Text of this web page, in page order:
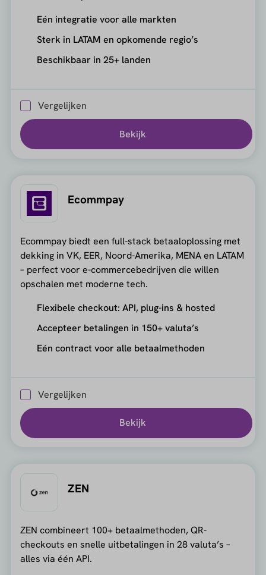
Eén integratie voor alle markten
Sterk in LATAM en opkomende regio’s
Beschikbaar in 25+ landen
Vergelijken
Bekijk
Ecommpay
Ecommpay biedt een full-stack betaaloplossing met
dekking in VK, EER, Noord-Amerika, MENA en LATAM
– perfect voor e-commercebedrijven die willen
opschalen met moderne tech.
Flexibele checkout: API, plug-ins & hosted
Accepteer betalingen in 150+ valuta’s
Eén contract voor alle betaalmethoden
Vergelijken
Bekijk
ZEN
ZEN combineert 100+ betaalmethoden, QR-
checkouts en snelle uitbetalingen in 28 valuta’s –
alles via één API.